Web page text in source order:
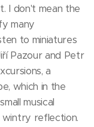
I don't mean the
many
to miniatures
Pazour and Petr
a
which in the
musical
wintry reflection.